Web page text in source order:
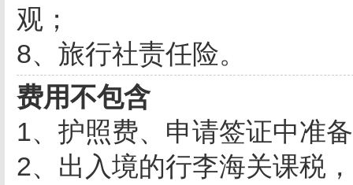
观；
8、旅行社责任险。
费用不包含
1、护照费、申请签证中准
2、出入境的行李海关课税